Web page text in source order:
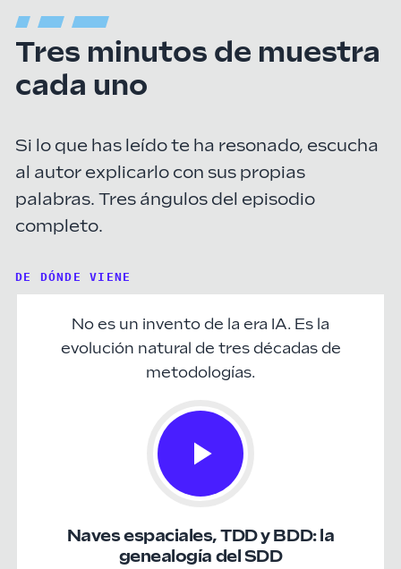
Tres minutos de muestra
cada uno
Si lo que has leído te ha resonado, escucha
al autor explicarlo con sus propias
palabras. Tres ángulos del episodio
completo.
DE DÓNDE VIENE
No es un invento de la era IA. Es la
evolución natural de tres décadas de
metodologías.
Naves espaciales, TDD y BDD: la
genealogía del SDD